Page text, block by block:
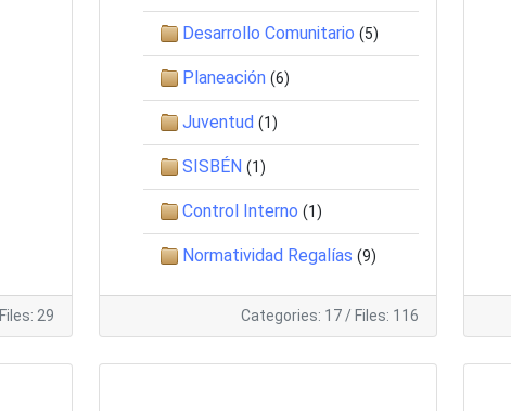
Files: 29
Desarrollo Comunitario (5)
Planeación (6)
Juventud (1)
SISBÉN (1)
Control Interno (1)
Normatividad Regalías (9)
Categories: 17/ Files: 116